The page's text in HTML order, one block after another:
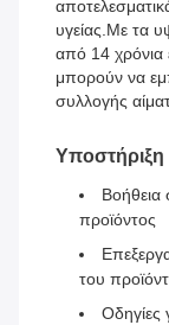
υγείας.Με τα
από 14 χρόνια
μπορούν να
συλλογής
Υποστήριξη
Βοήθεια
προϊόντος
του
Οδηγίες